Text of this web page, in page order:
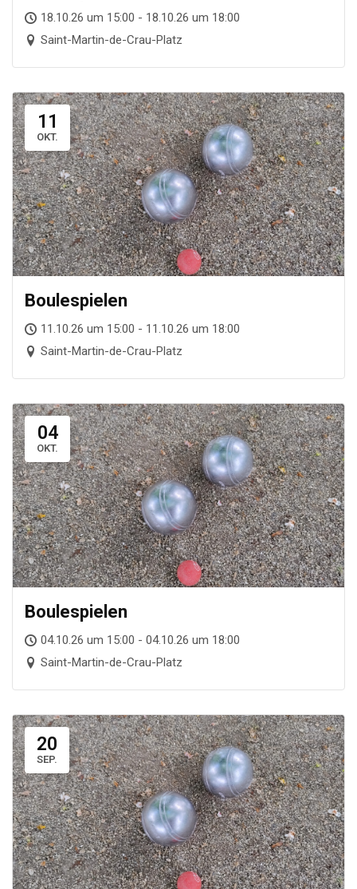
18.10.26 um 15:00 - 18.10.26 um 18:00
Saint-Martin-de-Crau-Platz
11
OKT.
Boule­spie­len
11.10.26 um 15:00 - 11.10.26 um 18:00
Saint-Martin-de-Crau-Platz
04
OKT.
Boule­spie­len
04.10.26 um 15:00 - 04.10.26 um 18:00
Saint-Martin-de-Crau-Platz
20
SEP.